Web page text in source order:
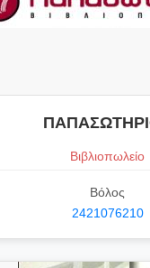
Βιβλιοπωλείο
Βόλος
2421076210